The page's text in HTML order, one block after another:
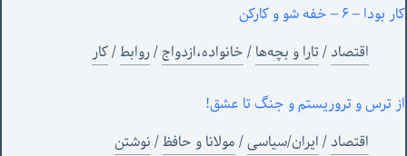
کار بودا – ۶ – خفه شو و کارکن
اقتصاد/تارا و بچه‌ها/خانواده،ازدواج/روابط/کار
از ترس و تروریستم و جنگ تا عشق!
اقتصاد/ایران/سیاسی/مولانا و حافظ/نوشتن